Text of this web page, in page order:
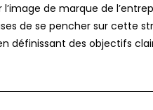
de marque de
de se pencher sur cette
définissant des objectifs